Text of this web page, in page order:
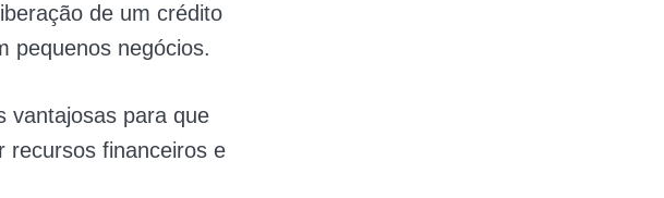
de um crédito
pequenos negócios.
vantajosas para que
recursos financeiros e